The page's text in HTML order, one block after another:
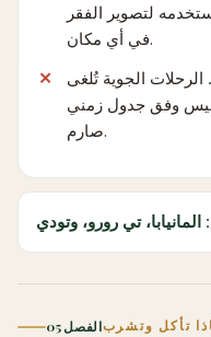
لتصوير الفقر
في أي مكان.
الرحلات الجوية تُلغى
وفق جدول زمني
صارم.
تي رورو، وتودي
الفصل 05تأكل وتشرب